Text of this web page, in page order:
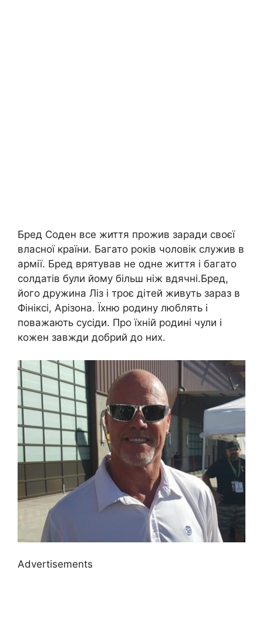
Бред Соден все життя прожив заради своєї
власної країни. Багато років чоловік служив в
армії. Бред врятував не одне життя і багато
солдатів були йому більш ніж вдячні.Бред,
його дружина Ліз і троє дітей живуть зараз в
Фініксі, Арізона. Їхню родину люблять і
поважають сусіди. Про їхній родині чули і
кожен завжди добрий до них.
Advertisements